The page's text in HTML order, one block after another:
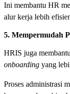
Ini membantu HR
alur kerja lebih
5. Mempermudah
HRIS juga
onboarding yang
Proses administrasi